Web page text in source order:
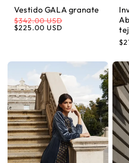
Vestido GALA granate
Precio habitual
$342.00 USD
Precio de oferta
$225.00 USD